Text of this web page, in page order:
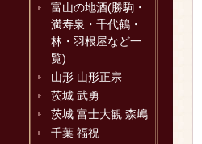
富山の地酒(勝駒・
満寿泉・千代鶴・
林・羽根屋など一
覧)
山形 山形正宗
茨城 武勇
茨城 富士大観 森嶋
千葉 福祝